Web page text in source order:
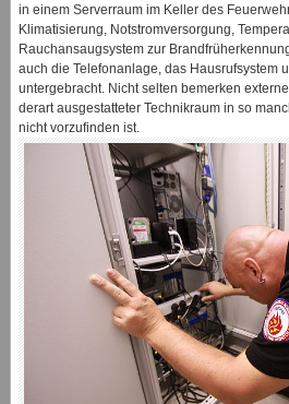
in einem Serverraum im Keller des
Klimatisierung, Notstromversorgung,
Rauchansaugsystem zur
auch die Telefonanlage, das Hausrufsystem
untergebracht. Nicht selten bemerken
derart ausgestatteter Technikraum in so
nicht vorzufinden ist.